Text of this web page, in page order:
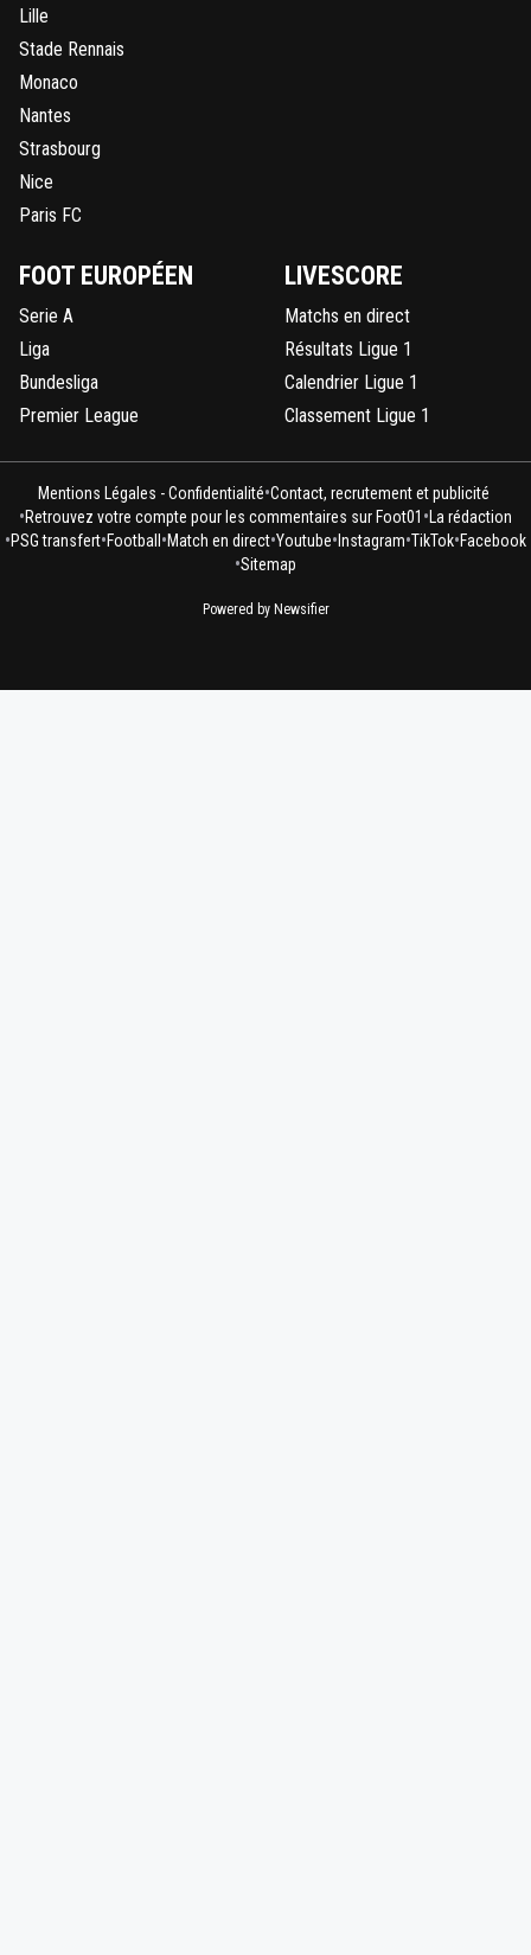
Lille
Stade Rennais
Monaco
Nantes
Strasbourg
Nice
Paris FC
FOOT EUROPÉEN
Serie A
Liga
Bundesliga
Premier League
LIVESCORE
Matchs en direct
Résultats Ligue 1
Calendrier Ligue 1
Classement Ligue 1
Mentions Légales - Confidentialité•Contact, recrutement et publicité
•Retrouvez votre compte pour les commentaires sur Foot01 • La rédaction
•PSG transfert•Football •Match en direct•Youtube• Instagram•TikTok•Facebook
•Sitemap
Powered by Newsifier